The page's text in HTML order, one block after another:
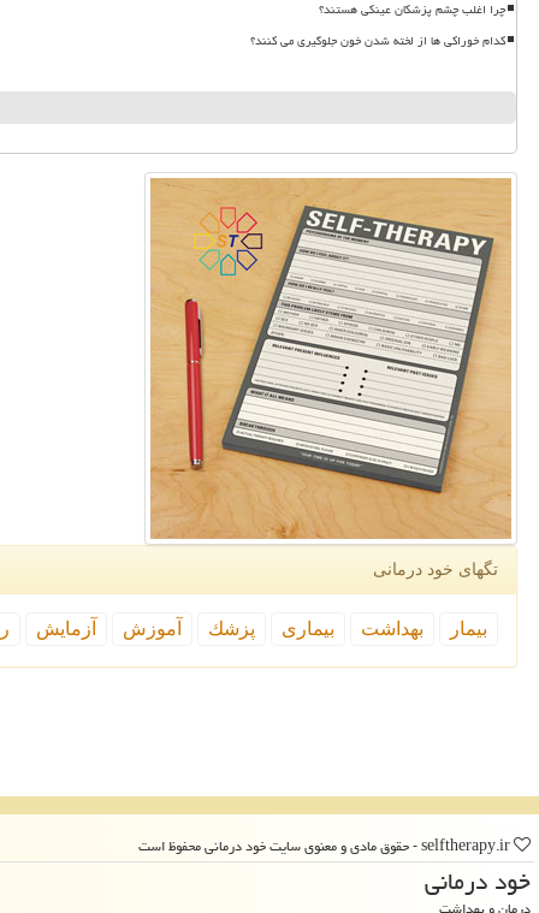
چرا اغلب چشم پزشکان عینکی هستند؟
کدام خوراکی ها از لخته شدن خون جلوگیری می کنند؟
تگهای خود درمانی
بیمار بهداشت بیماری پزشك آموزش آزمایش
خود درمانی